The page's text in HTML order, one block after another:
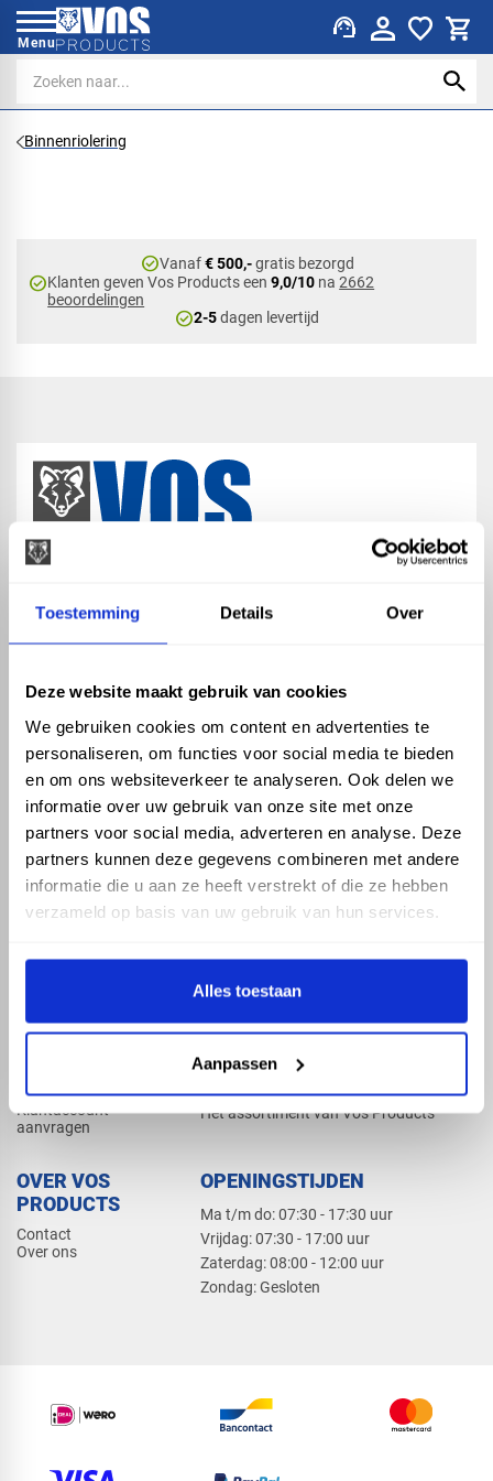
Toestemming Details Over
Deze website maakt gebruik van cookies
We gebruiken cookies om content en advertenties te
personaliseren, om functies voor social media te bieden
en om ons websiteverkeer te analyseren. Ook delen we
informatie over uw gebruik van onze site met onze
partners voor social media, adverteren en analyse. Deze
partners kunnen deze gegevens combineren met andere
informatie die u aan ze heeft verstrekt of die ze hebben
verzameld op basis van uw gebruik van hun services.
Alles toestaan
Aanpassen
Menu support_agent
Binnenriolering
check_circleVanaf€ 500,-gratis bezorgd
check_circleKlanten geven Vos Products een9,0/10 na2662
beoordelingen
check_circle2-5dagen levertijd
ASSORTIMENT
Hemelwaterafvoer
Drukleiding
Beregening
Dak en gevel
KENNIS EN HULP
Klantenservice
Kennisbank
Klantaccount
aanvragen
PRODUCTCATALOGUS 2026
Het assortiment van Vos Products
OVER VOS
PRODUCTS
Contact
Over ons
OPENINGSTIJDEN
Ma t/m do: 07:30 - 17:30 uur
​Vrijdag: 07:30 - 17:00 uur
​Zaterdag: 08:00 - 12:00 uur
​Zondag: Gesloten
phone_enabled +31 416 75 02 55
mail info@vosproducts.nl
check_circleDé bouwmarkt van Altena
check_circle Direct uit grote voorraad geleverd met eigen transport
check_circleLevering in NL en BE